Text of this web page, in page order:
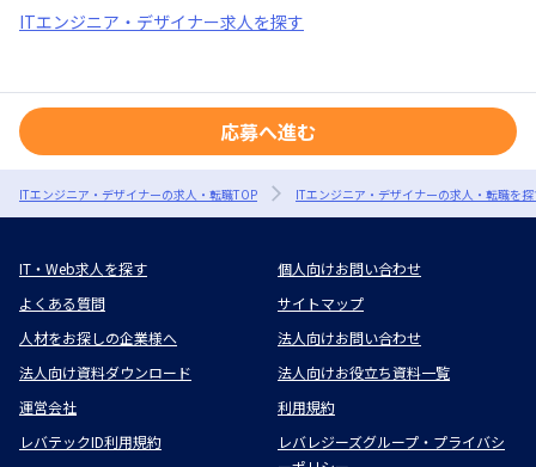
ITエンジニア・デザイナー求人を探す
応募へ進む
ITエンジニア・デザイナーの求人・転職TOP ITエンジニア・デザイナーの求人・転職を
IT・Web求人を探す
個人向けお問い合わせ
よくある質問
サイトマップ
人材をお探しの企業様へ
法人向けお問い合わせ
法人向け資料ダウンロード
法人向けお役立ち資料一覧
運営会社
利用規約
レバテックID利用規約
レバレジーズグループ・プライバシ